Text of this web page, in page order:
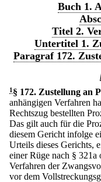
Buch 1.
Titel 2.
Untertitel 1.
Paragraf 172.
1 § 172. Zustellung an
anhängigen Verfahren
Rechtszug bestellten
Das gilt auch für die
diesem Gericht infolge
Urteils dieses Gerichts,
einer Rüge nach § 321a
Verfahren der
vor dem